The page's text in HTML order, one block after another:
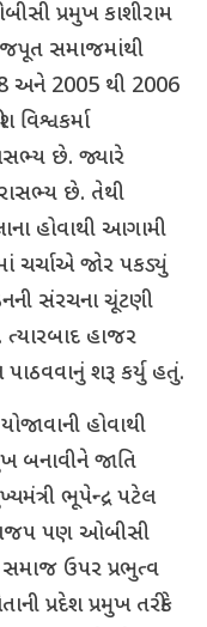
પ્રમુખ કાશીરામ
સમાજમાંથી
અને 2005 થી 2006
વિશ્વકર્મા
છે. જ્યારે
છે. તેથી
હોવાથી આગામી
ચર્ચાએ જોર પકડ્યું
સંરચના ચૂંટણી
ત્યારબાદ હાજર
શરૂ કર્યુ હતું.
હોવાથી
બનાવીને જાતિ
ભૂપેન્દ્ર પટેલ
પણ ઓબીસી
ઉપર પ્રભુત્વ
પ્રદેશ પ્રમુખ તરીકે